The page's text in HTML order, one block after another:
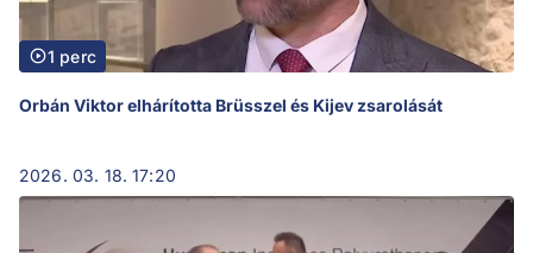
1 perc
Orbán Viktor elhárította Brüsszel és Kijev zsarolását
2026. 03. 18. 17:20